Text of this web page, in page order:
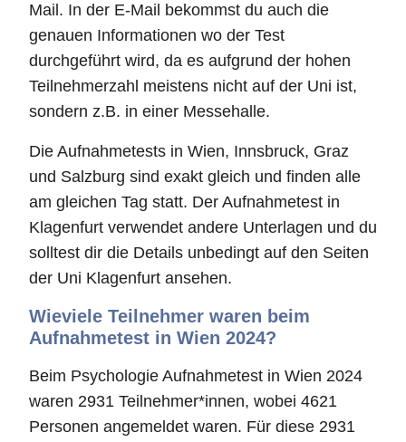
Mail. In der E-Mail bekommst du auch die
genauen Informationen wo der Test
durchgeführt wird, da es aufgrund der hohen
Teilnehmerzahl meistens nicht auf der Uni ist,
sondern z.B. in einer Messehalle.
Die Aufnahmetests in Wien, Innsbruck, Graz
und Salzburg sind exakt gleich und finden alle
am gleichen Tag statt. Der Aufnahmetest in
Klagenfurt verwendet andere Unterlagen und du
solltest dir die Details unbedingt auf den Seiten
der Uni Klagenfurt ansehen.
Wieviele Teilnehmer waren beim
Aufnahmetest in Wien 2024?
Beim Psychologie Aufnahmetest in Wien 2024
waren 2931 Teilnehmer*innen, wobei 4621
Personen angemeldet waren. Für diese 2931